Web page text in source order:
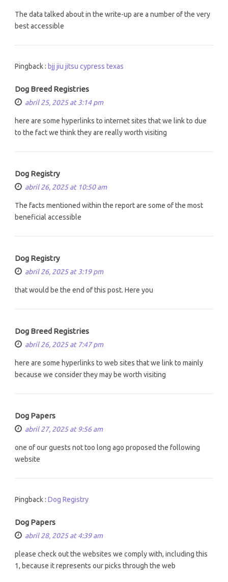
The data talked about in the write-up are a number of the very
best accessible
Pingback : bjj jiu jitsu cypress texas
Dog Breed Registries
abril 25, 2025 at 3:14 pm
here are some hyperlinks to internet sites that we link to due
to the fact we think they are really worth visiting
Dog Registry
abril 26, 2025 at 10:50 am
The facts mentioned within the report are some of the most
beneficial accessible
Dog Registry
abril 26, 2025 at 3:19 pm
that would be the end of this post. Here you
Dog Breed Registries
abril 26, 2025 at 7:47 pm
here are some hyperlinks to web sites that we link to mainly
because we consider they may be worth visiting
Dog Papers
abril 27, 2025 at 9:56 am
one of our guests not too long ago proposed the following
website
Pingback : Dog Registry
Dog Papers
abril 28, 2025 at 4:39 am
please check out the websites we comply with, including this
1, because it represents our picks through the web